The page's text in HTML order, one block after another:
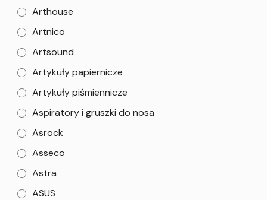
Arthouse
Artnico
Artsound
Artykuły papiernicze
Artykuły piśmiennicze
Aspiratory i gruszki do nosa
Asrock
Asseco
Astra
ASUS